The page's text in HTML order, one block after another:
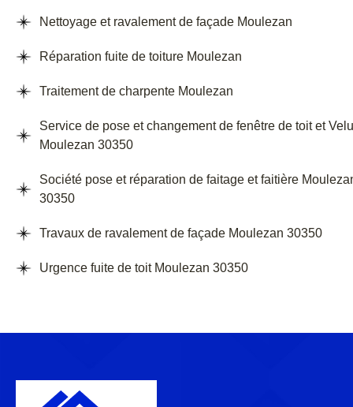
Nettoyage et ravalement de façade Moulezan
Réparation fuite de toiture Moulezan
Traitement de charpente Moulezan
Service de pose et changement de fenêtre de toit et
Moulezan 30350
Société pose et réparation de faitage et faitière
30350
Travaux de ravalement de façade Moulezan 30350
Urgence fuite de toit Moulezan 30350